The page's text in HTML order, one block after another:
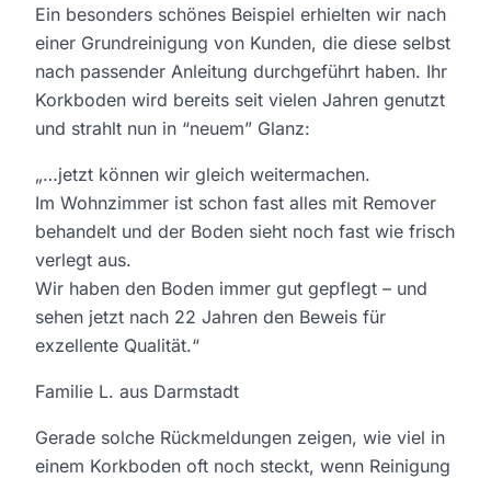
Ein besonders schönes Beispiel erhielten wir nach
einer Grundreinigung von Kunden, die diese selbst
nach passender Anleitung durchgeführt haben. Ihr
Korkboden wird bereits seit vielen Jahren genutzt
und strahlt nun in “neuem” Glanz:
„…jetzt können wir gleich weitermachen.
Im Wohnzimmer ist schon fast alles mit Remover
behandelt und der Boden sieht noch fast wie frisch
verlegt aus.
Wir haben den Boden immer gut gepflegt – und
sehen jetzt nach 22 Jahren den Beweis für
exzellente Qualität.“
Familie L. aus Darmstadt
Gerade solche Rückmeldungen zeigen, wie viel in
einem Korkboden oft noch steckt, wenn Reinigung